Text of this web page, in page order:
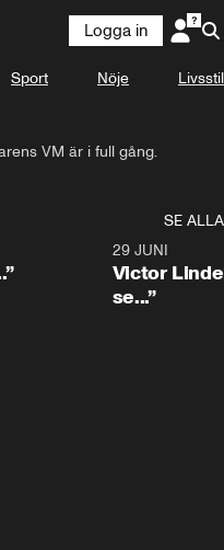
Logga in
Sport Nöje Livsstil
VM är i full gång.
i form av en nybliven
SE ALLA
29 JUNI
Victor
se...”